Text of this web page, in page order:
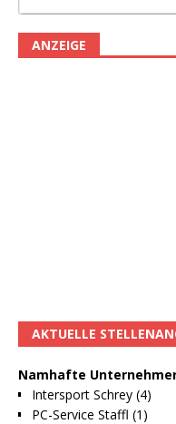
ANZEIGE
AKTUELLE
Namhafte
Intersport Schrey (4)
PC-Service Staffl (1)